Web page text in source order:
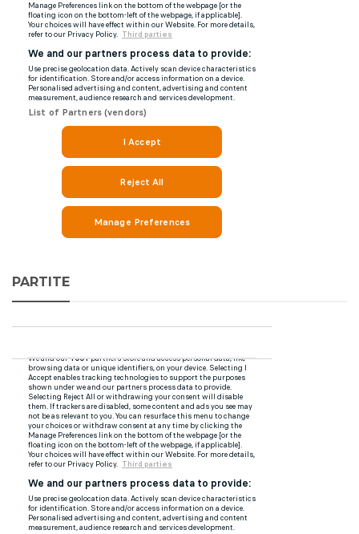
PARTITE